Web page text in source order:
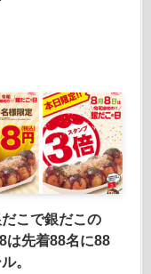
こで銀だこの
は先着88名に88
。